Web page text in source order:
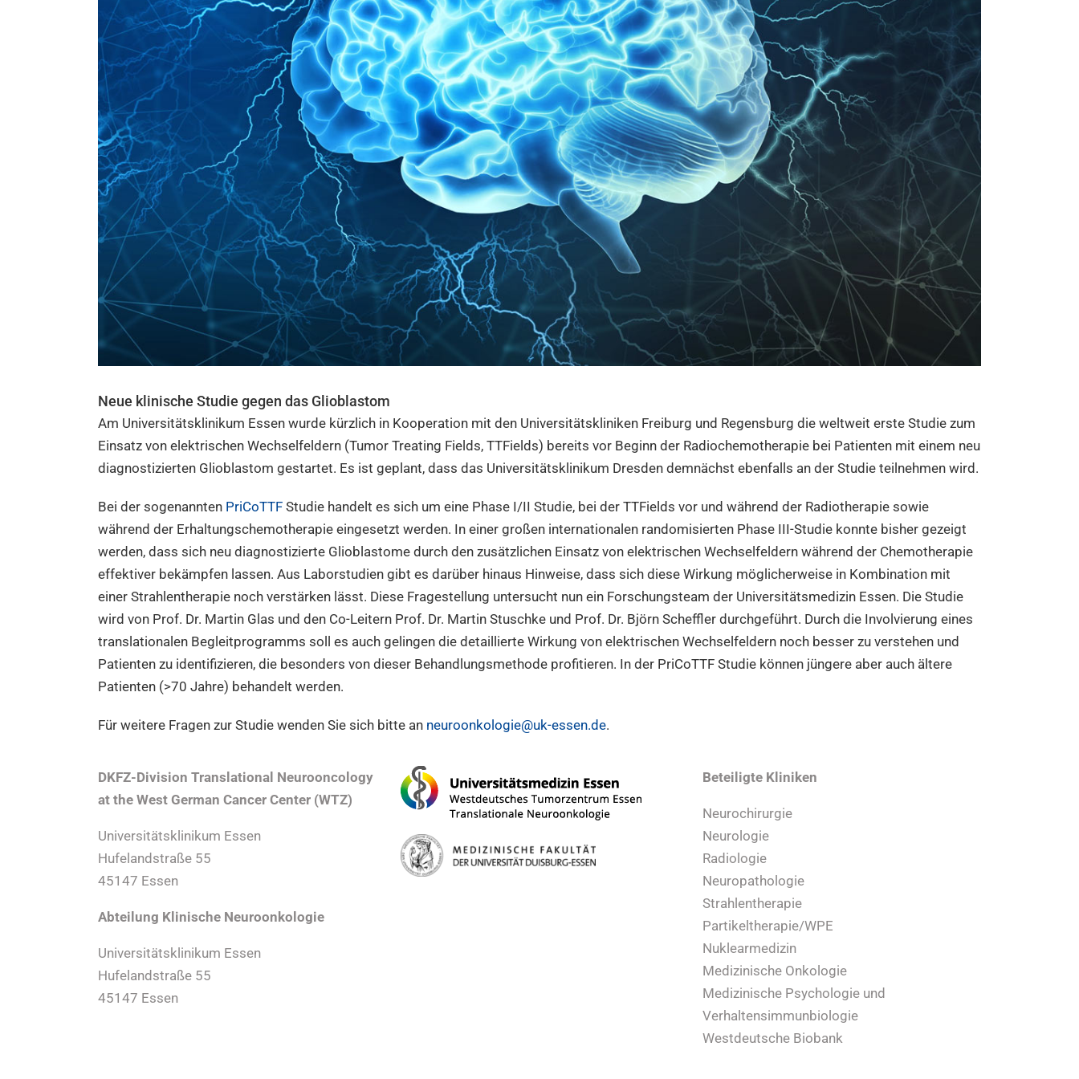
Neue klinische Studie gegen das Glioblastom
Am Universitätsklinikum Essen wurde kürzlich in Kooperation mit den Universitätskliniken Freiburg und Regensburg die weltweit erste Studie zum
Einsatz von elektrischen Wechselfeldern (Tumor Treating Fields, TTFields) bereits vor Beginn der Radiochemotherapie bei Patienten mit einem neu
diagnostizierten Glioblastom gestartet. Es ist geplant, dass das Universitätsklinikum Dresden demnächst ebenfalls an der Studie teilnehmen wird.
Bei der sogenannten PriCoTTF Studie handelt es sich um eine Phase I/II Studie, bei der TTFields vor und während der Radiotherapie sowie
während der Erhaltungschemotherapie eingesetzt werden. In einer großen internationalen randomisierten Phase III-Studie konnte bisher gezeigt
werden, dass sich neu diagnostizierte Glioblastome durch den zusätzlichen Einsatz von elektrischen Wechselfeldern während der Chemotherapie
effektiver bekämpfen lassen. Aus Laborstudien gibt es darüber hinaus Hinweise, dass sich diese Wirkung möglicherweise in Kombination mit
einer Strahlentherapie noch verstärken lässt. Diese Fragestellung untersucht nun ein Forschungsteam der Universitätsmedizin Essen. Die Studie
wird von Prof. Dr. Martin Glas und den Co-Leitern Prof. Dr. Martin Stuschke und Prof. Dr. Björn Scheffler durchgeführt. Durch die Involvierung eines
translationalen Begleitprogramms soll es auch gelingen die detaillierte Wirkung von elektrischen Wechselfeldern noch besser zu verstehen und
Patienten zu identifizieren, die besonders von dieser Behandlungsmethode profitieren. In der PriCoTTF Studie können jüngere aber auch ältere
Patienten (>70 Jahre) behandelt werden.
Für weitere Fragen zur Studie wenden Sie sich bitte an neuroonkologie@uk-essen.de.
DKFZ-Division Translational Neurooncology
at the West German Cancer Center (WTZ)
Universitätsklinikum Essen
Hufelandstraße 55
45147 Essen
Abteilung Klinische Neuroonkologie
Universitätsklinikum Essen
Hufelandstraße 55
45147 Essen
Beteiligte Kliniken
Neurochirurgie
Neurologie
Radiologie
Neuropathologie
Strahlentherapie
Partikeltherapie/WPE
Nuklearmedizin
Medizinische Onkologie
Medizinische Psychologie und
Verhaltensimmunbiologie
Westdeutsche Biobank